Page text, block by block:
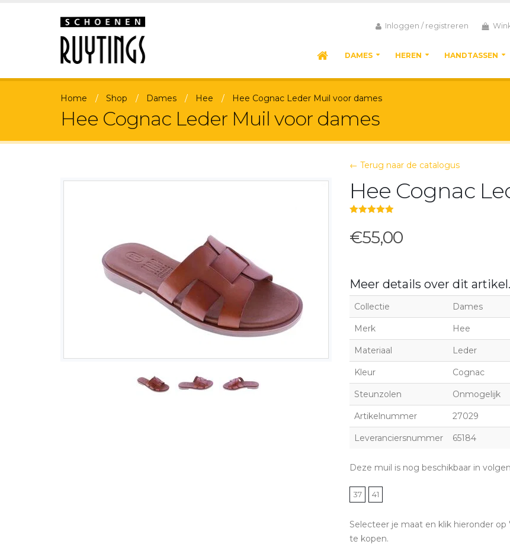
Inloggen / registreren
DAMES HEREN HANDTASSEN
Home Shop Dames Hee Hee Cognac Leder Muil voor dames
Hee Cognac Leder Muil voor dames
← Terug naar de catalogus
Hee Cognac
€55,00
Meer details over dit artikel.
Collectie Dames
Merk Hee
Materiaal Leder
Kleur Cognac
Steunzolen Onmogelijk
Artikelnummer 27029
Leveranciersnummer 65184
Deze muil is nog beschikbaar in
37 41
Selecteer je maat en klik hieronder
te kopen.